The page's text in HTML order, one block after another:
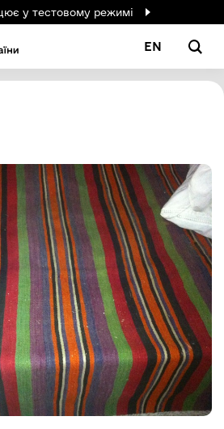
у тестовому режимі
EN